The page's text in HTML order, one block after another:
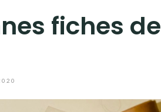
fiches de